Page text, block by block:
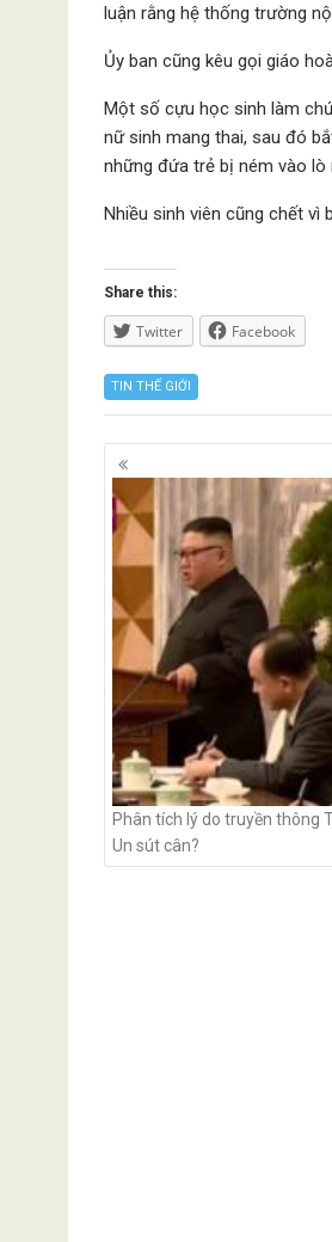
luận rằng hệ thống trường
Ủy ban cũng kêu gọi giáo
Một số cựu học sinh làm
nữ sinh mang thai, sau đó
những đứa trẻ bị ném vào lò
Nhiều sinh viên cũng chết vì
Share this:
Twitter Facebook
TIN THẾ GIỚI
Posts
navigation
Phân tích lý do truyền thông
Un sút cân?